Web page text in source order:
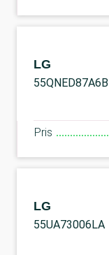
LG
55QNED87A6B
Pris
LG
55UA73006LA